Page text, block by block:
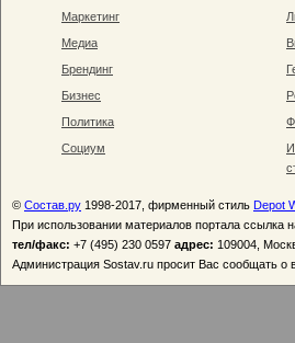
Маркетинг
Медиа
Брендинг
Бизнес
Политика
Социум
© Состав.ру 1998-2017, фирменный стиль Depot
При использовании материалов портала ссылка
тел/факс: +7 (495) 230 0597 адрес: 109004,
Администрация Sostav.ru просит Вас сообщать о